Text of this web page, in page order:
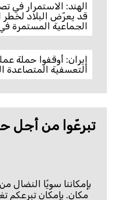
الهند: الاستمرار في
قد يعرّض البلاد لخطر
الجماعية المستمرة
إيران: أوقفوا حملة
التعسفية المتصاعدة
تبرعّوا من أجل
بإمكاننا سويًا
مكان. بإمكان تبرعكم